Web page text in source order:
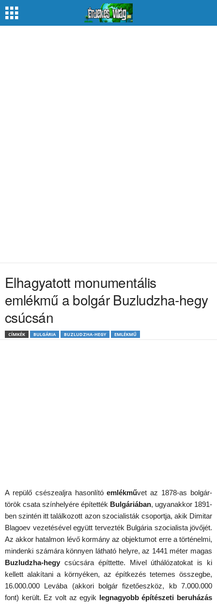
Elhagyatott monumentális
emlékmű a bolgár Buzludzha-hegy
csúcsán
CÍMKÉK BULGÁRIA BUZLUDZHA-HEGY EMLÉKMŰ
A repülő csészealjra hasonlítóemlékművet az 1878-as bolgár-
török csata színhelyére építették Bulgáriában, ugyanakkor 1891-
ben szintén itt találkozott azon szocialisták csoportja, akik Dimitar
Blagoev vezetésével együtt tervezték Bulgária szocialista jövőjét.
Az akkor hatalmon lévő kormány az objektumot erre a történelmi,
mindenki számára könnyen látható helyre, az 1441 méter magas
Buzludzha-hegy csúcsára építtette. Mivel úthálózatokat is ki
kellett alakítani a környéken, az építkezés tetemes összegbe,
16.000.000 Levába (akkori bolgár fizetőeszköz, kb 7.000.000
font) került. Ez volt az egyik legnagyobb építészeti beruházás